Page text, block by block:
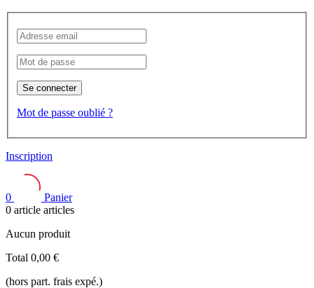
Se connecter
Mot de passe oublié ?
Inscription
0
Panier
0 article articles
Aucun produit
Total 0,00 €
(hors part. frais expé.)